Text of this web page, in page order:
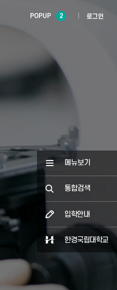
POPUP 2 로그인
메뉴보기
통합검색
입학안내
한경국립대학교